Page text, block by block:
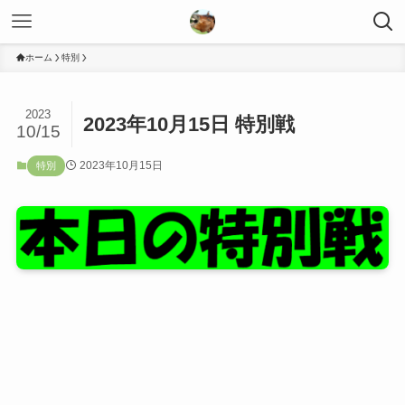
ホーム 特別
2023年10月15日 特別戦
2023
10/15
特別 2023年10月15日